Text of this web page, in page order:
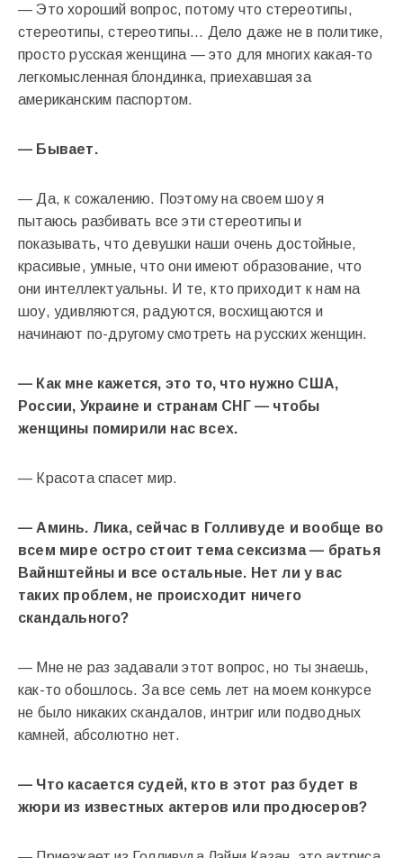
— Это хороший вопрос, потому что стереотипы,
стереотипы, стереотипы… Дело даже не в политике,
просто русская женщина — это для многих какая-то
легкомысленная блондинка, приехавшая за
американским паспортом.
— Бывает.
— Да, к сожалению. Поэтому на своем шоу я
пытаюсь разбивать все эти стереотипы и
показывать, что девушки наши очень достойные,
красивые, умные, что они имеют образование, что
они интеллектуальны. И те, кто приходит к нам на
шоу, удивляются, радуются, восхищаются и
начинают по-другому смотреть на русских женщин.
— Как мне кажется, это то, что нужно США,
России, Украине и странам СНГ — чтобы
женщины помирили нас всех.
— Красота спасет мир.
— Аминь. Лика, сейчас в Голливуде и вообще во
всем мире остро стоит тема сексизма — братья
Вайнштейны и все остальные. Нет ли у вас
таких проблем, не происходит ничего
скандального?
— Мне не раз задавали этот вопрос, но ты знаешь,
как-то обошлось. За все семь лет на моем конкурсе
не было никаких скандалов, интриг или подводных
камней, абсолютно нет.
— Что касается судей, кто в этот раз будет в
жюри из известных актеров или продюсеров?